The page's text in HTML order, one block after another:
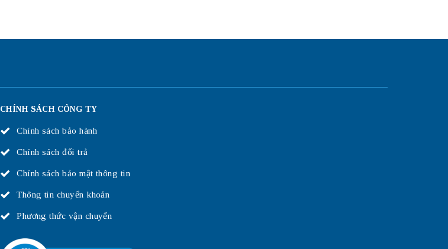
CHÍNH SÁCH CÔNG TY
Chính sách bảo hành
Chính sách đổi trả
Chính sách bảo mật thông tin
Thông tin chuyển khoản
Phương thức vận chuyển